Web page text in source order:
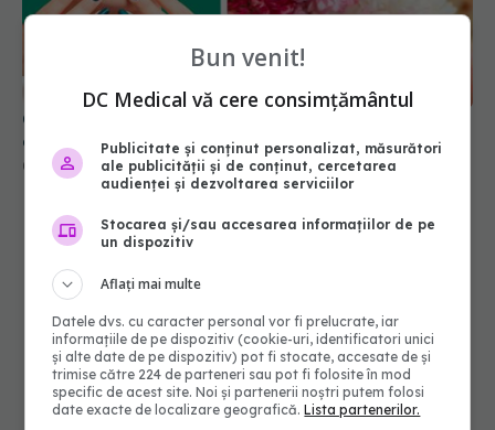
Culorile de ojă care îmbătrânesc mâinile. Ce să
eviți
06 ian 2026, 10:16
Bun venit!
DC Medical vă cere consimțământul
Publicitate și conținut personalizat, măsurători
ale publicității și de conținut, cercetarea
audienței și dezvoltarea serviciilor
Stocarea și/sau accesarea informațiilor de pe
un dispozitiv
Aflați mai multe
Datele dvs. cu caracter personal vor fi prelucrate, iar
informațiile de pe dispozitiv (cookie-uri, identificatori unici
și alte date de pe dispozitiv) pot fi stocate, accesate de și
trimise către 224 de parteneri sau pot fi folosite în mod
specific de acest site. Noi și partenerii noștri putem folosi
date exacte de localizare geografică.Lista partenerilor.